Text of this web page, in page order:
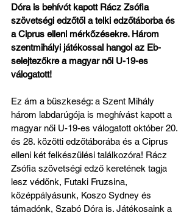
Dóra is behívót kapott Rácz Zsófia
szövetségi edzőtől a telki edzőtáborba és
a Ciprus elleni mérkőzésekre. Három
szentmihályi játékossal hangol az Eb-
selejtezőkre a magyar női U-19-es
válogatott!
Ez ám a büszkeség: a Szent Mihály
három labdarúgója is meghívást kapott a
magyar női U-19-es válogatott október 20.
és 28. közötti edzőtáborába és a Ciprus
elleni két felkészülési találkozóra! Rácz
Zsófia szövetségi edző keretének tagja
lesz védőnk, Futaki Fruzsina,
középpályásunk, Koszo Sydney és
támadónk, Szabó Dóra is. Játékosaink a